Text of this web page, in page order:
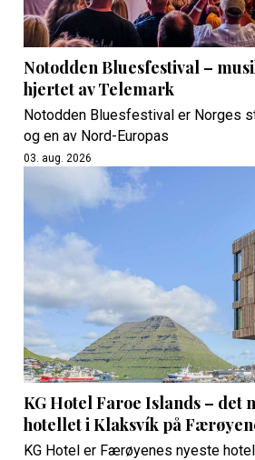
Notodden Bluesfestival –
hjertet av Telemark
Notodden Bluesfestival er Norges
og en av Nord-Europas
03. aug. 2026
KG Hotel Faroe Islands – det
hotellet i Klaksvík på
KG Hotel er Færøyenes nyeste